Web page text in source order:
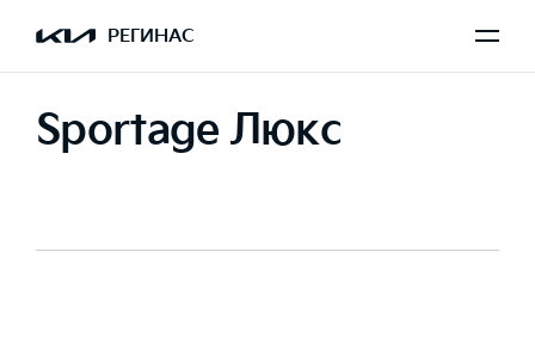
РЕГИНАС
Sportage Люкс